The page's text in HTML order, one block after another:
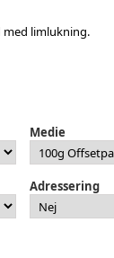
med limlukning.
Medie
Adressering